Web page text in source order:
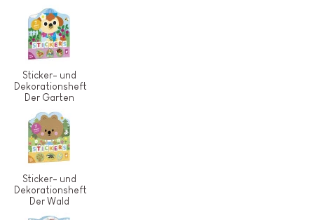
Sticker- und
Dekorationsheft
Der Garten
Sticker- und
Dekorationsheft
Der Wald